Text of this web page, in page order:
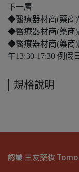
下一層
◆醫療器材商(藥商)
◆醫療器材商(藥商)
◆醫療器材商(藥商)
午13:30-17:30 例假
規格說明
認識 三友藥妝